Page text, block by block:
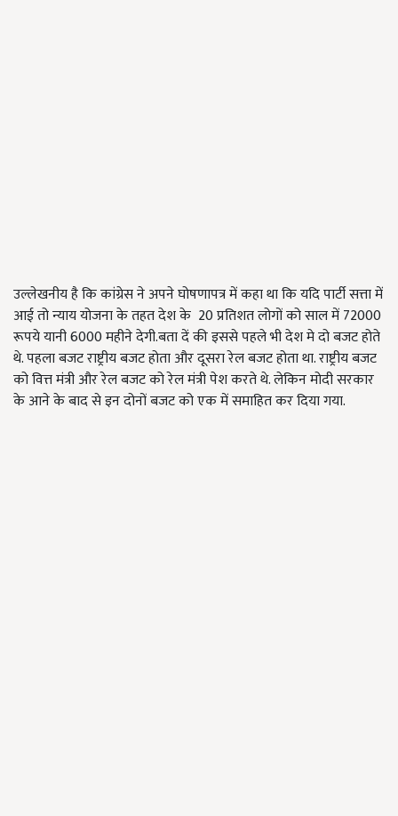
उल्लेखनीय है कि कांग्रेस ने अपने घोषणापत्र में कहा था कि यदि पार्टी सत्ता में
आई तो न्याय योजना के तहत देश के 20 प्रतिशत लोगों को साल में 72000
रूपये यानी 6000 महीने देगी.बता दें की इससे पहले भी देश मे दो बजट होते
थे. पहला बजट राष्ट्रीय बजट होता और दूसरा रेल बजट होता था. राष्ट्रीय बजट
को वित्त मंत्री और रेल बजट को रेल मंत्री पेश करते थे. लेकिन मोदी सरकार
के आने के बाद से इन दोनों बजट को एक में समाहित कर दिया गया.